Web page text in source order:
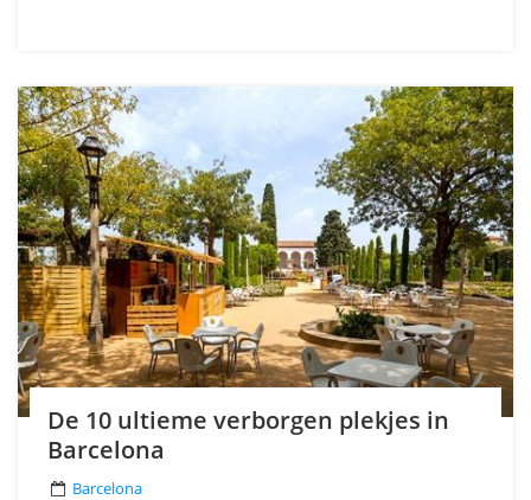
De 10 ultieme verborgen plekjes in
Barcelona
Barcelona